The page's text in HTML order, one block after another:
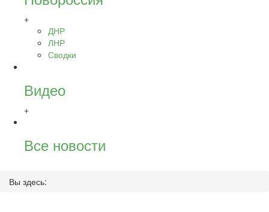
+
ДНР
ЛНР
Сводки
Видео
+
Все новости
Вы здесь: